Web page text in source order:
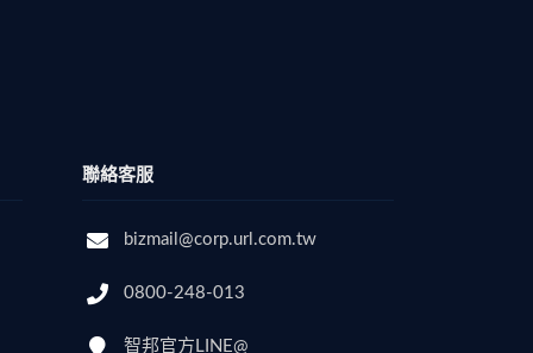
聯絡客服
bizmail@corp.url.com.tw
0800-248-013
智邦官方LINE@